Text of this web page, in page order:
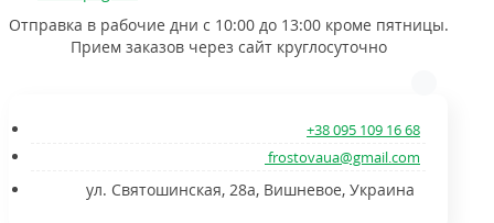
Отправка в рабочие дни с 10:00 до 13:00 кроме пятницы.
Прием заказов через сайт круглосуточно
+38 095 109 16 68
frostovaua@gmail.com
ул. Святошинская, 28а, Вишневое, Украина